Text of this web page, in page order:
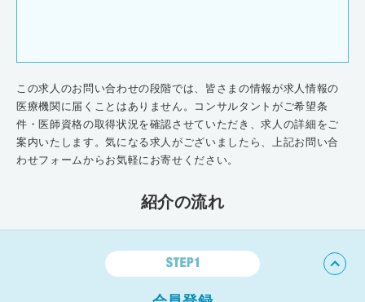
この求人のお問い合わせの段階では、皆さまの情報が求人情報の
医療機関に届くことはありません。コンサルタントがご希望条
件・医師資格の取得状況を確認させていただき、求人の詳細をご
案内いたします。気になる求人がございましたら、上記お問い合
わせフォームからお気軽にお寄せください。
紹介の流れ